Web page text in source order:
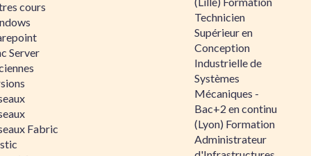
cours
Server
Fabric
Technicien
Supérieur en
Conception
Industrielle de
Systèmes
Mécaniques -
Bac+2 en continu
(Lyon) Formation
Administrateur